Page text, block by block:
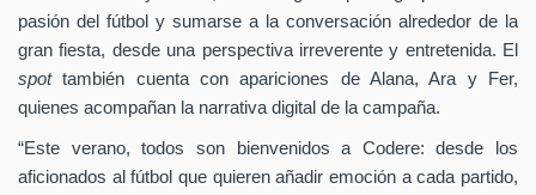
pasión del fútbol y sumarse a la conversación alrededor de la
gran fiesta, desde una perspectiva irreverente y entretenida. El
spottambién cuenta con apariciones de Alana, Ara y Fer,
quienes acompañan la narrativa digital de la campaña.
“Este verano, todos son bienvenidos a Codere: desde los
aficionados al fútbol que quieren añadir emoción a cada partido,